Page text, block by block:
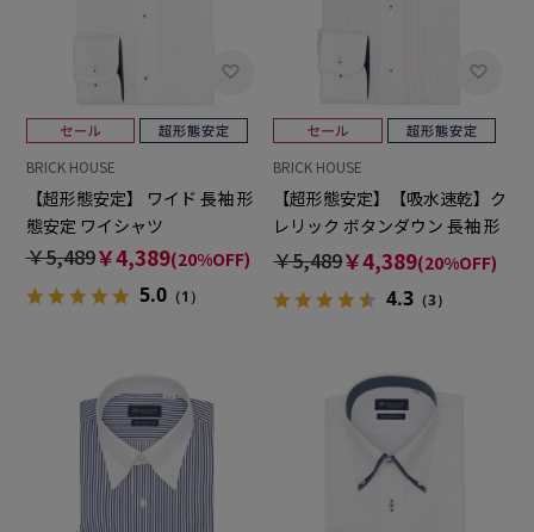
BRICK HOUSE
【超形態安定】 ワイド 長袖 形
態安定 ワイシャツ
￥5,489￥4,389(20%OFF)
5.0（1）
BRICK HOUSE
【超形態安定】【吸水速乾】ク
レリック ボタンダウン 長袖 形
態安定 ワイシャツ
￥5,489￥4,389(20%OFF)
4.3 （3）